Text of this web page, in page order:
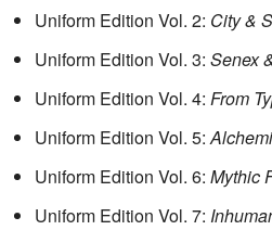
Uniform Edition Vol. 2: City &
Uniform Edition Vol. 3: Senex
Uniform Edition Vol. 4: From
Uniform Edition Vol. 5:
Uniform Edition Vol. 6: Mythic
Uniform Edition Vol. 7: